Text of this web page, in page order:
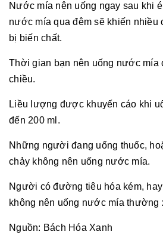
Nước mía nên uống ngay sau khi
nước mía qua đêm sẽ khiến nhiều
bị biến chất.
Thời gian bạn nên uống nước mía
chiều.
Liều lượng được khuyến cáo khi
đến 200 ml.
Những người đang uống thuốc,
chảy không nên uống nước mía.
Người có đường tiêu hóa kém,
không nên uống nước mía thường
Nguồn: Bách Hóa Xanh